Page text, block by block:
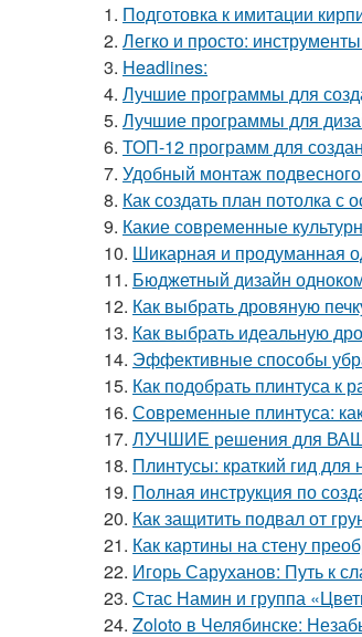
1. Подготовка к имитации
2. Легко и просто:
3. Headlines:
4. Лучшие программы для
5. Лучшие программы для
6. ТОП-12 программ для
7. Удобный монтаж
8. Как создать план потолка
9. Какие современные
10. Шикарная и продуманная
11. Бюджетный дизайн
12. Как выбрать дровяную
13. Как выбрать идеальную
14. Эффективные способы
15. Как подобрать плинтуса к
16. Современные плинтуса:
17. ЛУЧШИЕ решения для
18. Плинтусы: краткий гид
19. Полная инструкция по
20. Как защитить подвал от
21. Как картины на стену
22. Игорь Саруханов: Путь к
23. Стас Намин и группа
24. Zoloto в Челябинске: